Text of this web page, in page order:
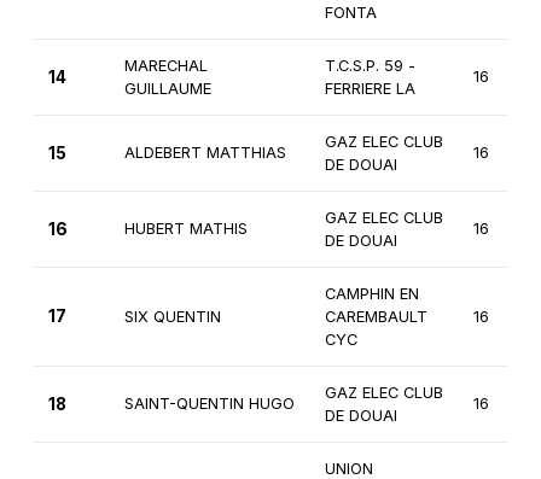
FONTA
14
MARECHAL
GUILLAUME
T.C.S.P. 59 -
FERRIERE LA
16
15 ALDEBERT MATTHIAS
GAZ ELEC CLUB
DE DOUAI
16
16 HUBERT MATHIS
GAZ ELEC CLUB
DE DOUAI
16
17 SIX QUENTIN
CAMPHIN EN
CAREMBAULT
CYC
16
18 SAINT-QUENTIN HUGO
GAZ ELEC CLUB
DE DOUAI
16
UNION